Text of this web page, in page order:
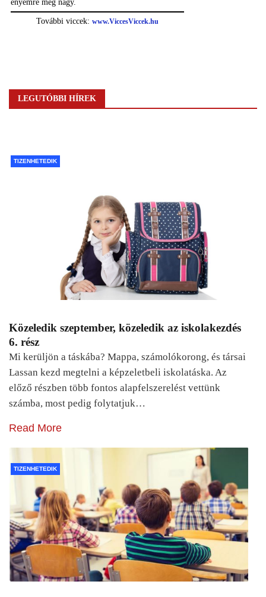
LEGUTÓBBI HÍREK
TIZENHETEDIK
Közeledik szeptember, közeledik az iskolakezdés
6. rész
Mi kerüljön a táskába? Mappa, számolókorong, és társai
Lassan kezd megtelni a képzeletbeli iskolatáska. Az
előző részben több fontos alapfelszerelést vettünk
számba, most pedig folytatjuk…
Read More
TIZENHETEDIK